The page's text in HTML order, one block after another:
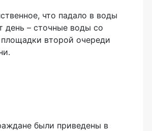
что падало в воды
день – сточные воды со
второй очереди
были приведены в